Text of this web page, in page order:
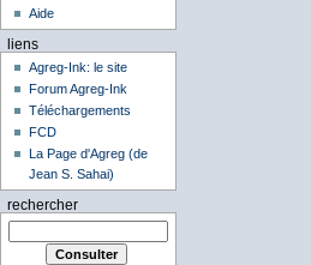
Aide
liens
Agreg-Ink: le site
Forum Agreg-Ink
Téléchargements
FCD
La Page d'Agreg (de
Jean S. Sahai)
rechercher